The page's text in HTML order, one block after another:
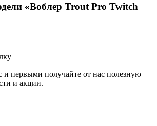
«Воблер Trout Pro Twitch
и первыми получайте от нас полезную
и акции.